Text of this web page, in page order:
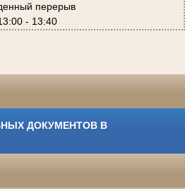
перерыв
- 13:40
ДОКУМЕНТОВ В